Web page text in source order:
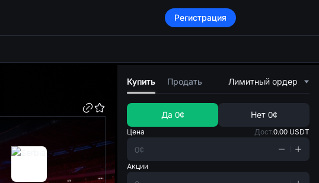
Регистрация
Купить Продать Лимитный ордер
Да 0¢ Нет 0¢
Цена Дост.0.00 USDT
Акции